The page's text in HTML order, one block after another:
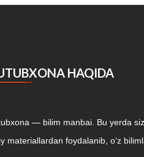
HAQIDA
— bilim manbai. Bu yerda
materiallardan foydalanib, o‘z